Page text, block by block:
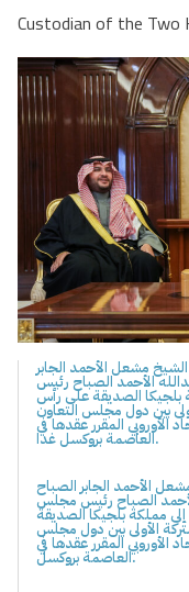
Custodian of the
مشعل الأحمد الجابر
الأحمد الصباح رئيس
بلجيكا الصديقة على رأس
بين دول مجلس التعاون
الأوروبي المقرر عقدها في
العاصمة بروكسل غدا.
الأحمد الجابر الصباح
الصباح رئيس مجلس
إلى مملكة بلجيكا الصديقة
الأولى بين دول مجلس
الأوروبي المقرر عقدها في
العاصمة بروكسل.